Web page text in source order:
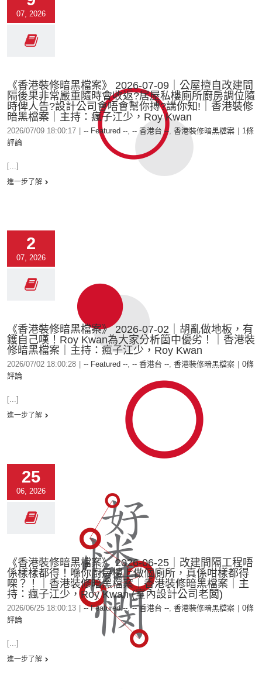
07, 2026
《香港裝修暗黑檔案》 2026-07-09｜公屋擅自改建間
隔後果非常嚴重隨時會收返?居屋私樓廁所廚房調位隨
時俾人告?設計公司會唔會幫你搏?講你知!｜香港裝修
暗黑檔案｜主持：瘋子江少，Roy Kwan
2026/07/09 18:00:17 -- Featured --, -- 香港台 --, 香港裝修暗黑檔案
1條
評論
[...]
進一步了解
2
07, 2026
《香港裝修暗黑檔案》 2026-07-02｜胡亂做地板，有
鑊自己嘆！Roy Kwan為大家分析箇中優劣！｜香港裝
修暗黑檔案｜主持：瘋子江少，Roy Kwan
2026/07/02 18:00:28 -- Featured --, -- 香港台 --, 香港裝修暗黑檔案
0條
評論
[...]
進一步了解
25
06, 2026
《香港裝修暗黑檔案》 2026-06-25｜改建間隔工程唔
係樣樣都得！喺你廚房樓上做個廁所，真係咁樣都得
㗎？！｜香港裝修暗黑檔案｜香港裝修暗黑檔案｜主
持：瘋子江少，Roy Kwan (室內設計公司老闆)
2026/06/25 18:00:13 -- Featured --,-- 香港台 --, 香港裝修暗黑檔案
0條
評論
[...]
進一步了解